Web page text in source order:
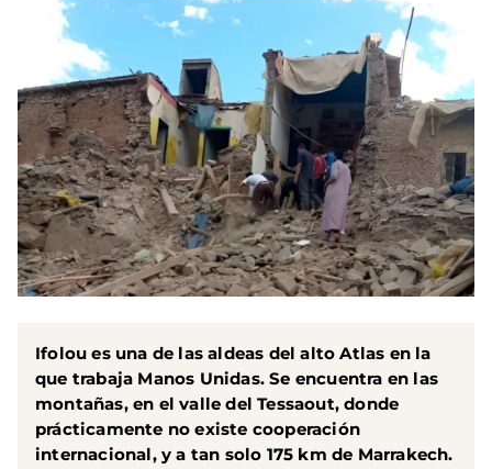
Ifolou es una de las aldeas del alto Atlas en la
que trabaja Manos Unidas. Se encuentra en las
montañas, en el valle del Tessaout, donde
prácticamente no existe cooperación
internacional, y a tan solo 175 km de Marrakech.